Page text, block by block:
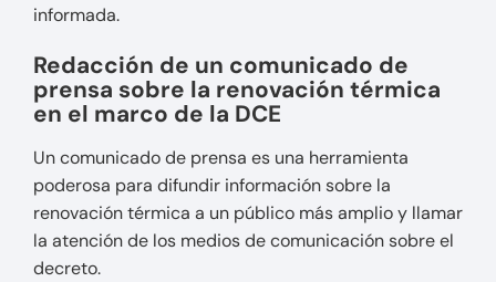
informada.
Redacción de un comunicado de
prensa sobre la renovación térmica
en el marco de la DCE
Un comunicado de prensa es una herramienta
poderosa para difundir información sobre la
renovación térmica a un público más amplio y llamar
la atención de los medios de comunicación sobre el
decreto.